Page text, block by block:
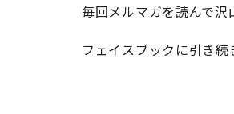
毎回メルマガを読んで
フェイスブックに引き続